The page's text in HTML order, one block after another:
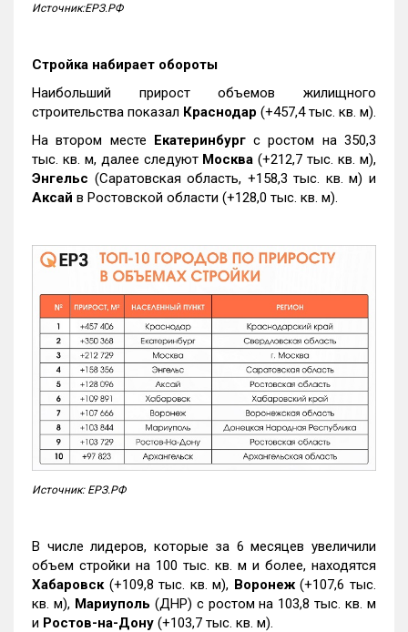
Источник:ЕРЗ.РФ
Стройка набирает обороты
Наибольший прирост объемов жилищного
строительства показал Краснодар (+457,4 тыс. кв. м).
На втором месте Екатеринбургс ростом на 350,3
тыс. кв. м, далее следуют Москва (+212,7 тыс. кв. м),
Энгельс (Саратовская область, +158,3 тыс. кв. м) и
Аксай в Ростовской области (+128,0 тыс. кв. м).
Источник: ЕРЗ.РФ
В числе лидеров, которые за 6 месяцев увеличили
объем стройки на 100 тыс. кв. м и более, находятся
Хабаровск (+109,8 тыс. кв. м), Воронеж(+107,6 тыс.
кв. м), Мариуполь (ДНР) с ростом на 103,8 тыс. кв. м
и Ростов-на-Дону (+103,7 тыс. кв. м).